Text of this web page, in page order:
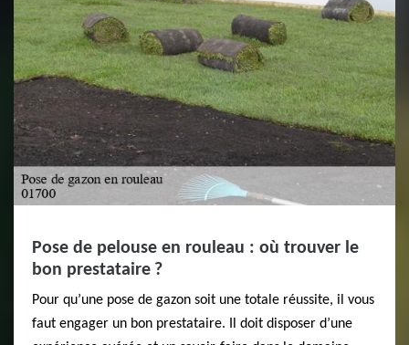
Pose de pelouse en rouleau : où trouver le
bon prestataire ?
Pour qu’une pose de gazon soit une totale réussite, il vous
faut engager un bon prestataire. Il doit disposer d’une